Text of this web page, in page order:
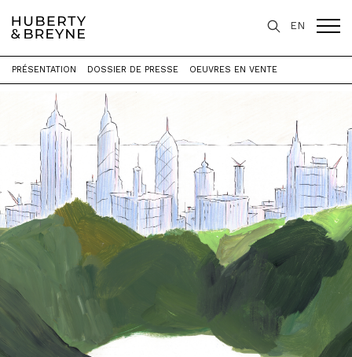
EN
Accueil > Expositions > P A Y S A G E S [ X 3 ]
PRÉSENTATION DOSSIER DE PRESSE OEUVRES EN VENTE